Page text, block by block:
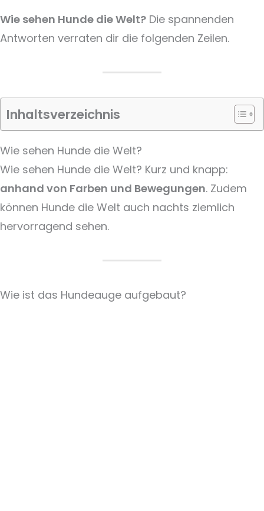
Wie sehen Hunde die Welt? Die spannenden
Antworten verraten dir die folgenden Zeilen.
Inhaltsverzeichnis
Wie sehen Hunde die Welt?
Wie sehen Hunde die Welt? Kurz und knapp:
anhand von Farben und Bewegungen. Zudem
können Hunde die Welt auch nachts ziemlich
hervorragend sehen.
Wie ist das Hundeauge aufgebaut?